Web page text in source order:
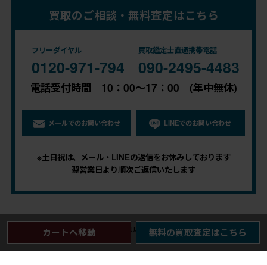
買取のご相談・無料査定はこちら
フリーダイヤル
0120-971-794
買取鑑定士直通携帯電話
090-2495-4483
電話受付時間 10：00～17：00 (年中無休)
メールでのお問い合わせ LINEでのお問い合わせ
※土日祝は、メール・LINEの返信をお休みしております
翌営業日より順次ご返信いたします
© 2023 Antique Furniture RAFUJU Studio. All Rights Reserved.
カートへ移動 無料の買取査定はこちら